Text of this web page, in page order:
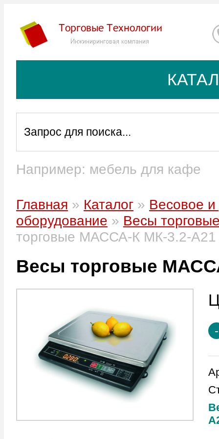
Например: мебель для кафе
Главная » Каталог » Весовое и
оборудование » Весы
торговые МАССА-К МК-3.2-А21
Весы торговые
Цена:руб.